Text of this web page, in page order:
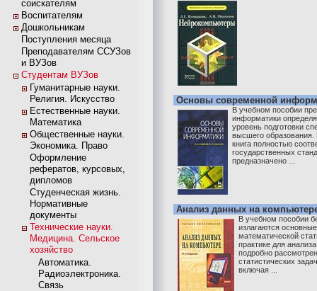
соискателям
Воспитателям
Дошкольникам
Поступления месяца
Преподавателям ССУЗов
и ВУЗов
Студентам ВУЗов
Гуманитарные науки.
Религия. Искусство
Естественные науки.
Математика
Общественные науки.
Экономика. Право
Оформление
рефератов, курсовых,
дипломов
Студенческая жизнь.
Нормативные
документы
Технические науки.
Медицина. Сельское
хозяйство
Автоматика.
Радиоэлектроника.
Связь
Основы современной
В учебном пособии
информатики
уровень подготовки
высшего
книга полностью
государственных
предназначено ...
Анализ данных на
В учебном пособии
излагаются
математической
практике для
подробно
статистических
включая ...